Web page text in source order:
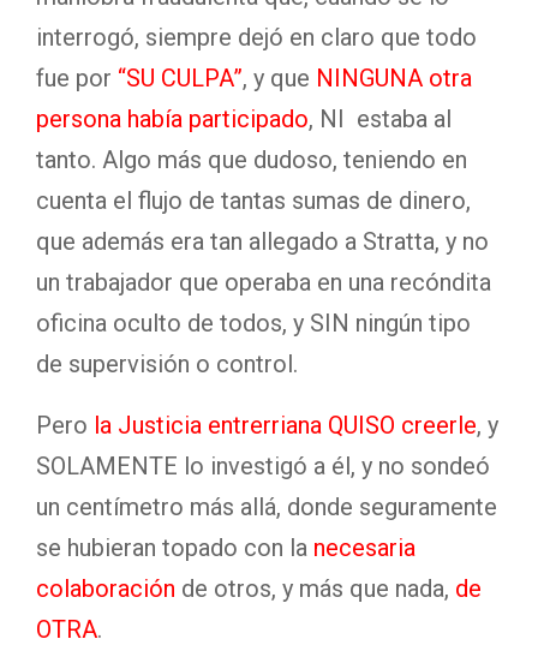
interrogó, siempre dejó en claro que todo
fue por “SU CULPA”, y que NINGUNA otra
persona había participado, NI estaba al
tanto. Algo más que dudoso, teniendo en
cuenta el flujo de tantas sumas de dinero,
que además era tan allegado a Stratta, y no
un trabajador que operaba en una recóndita
oficina oculto de todos, y SIN ningún tipo
de supervisión o control.
Pero la Justicia entrerriana QUISO creerle, y
SOLAMENTE lo investigó a él, y no sondeó
un centímetro más allá, donde seguramente
se hubieran topado con la necesaria
colaboración de otros, y más que nada, de
OTRA.